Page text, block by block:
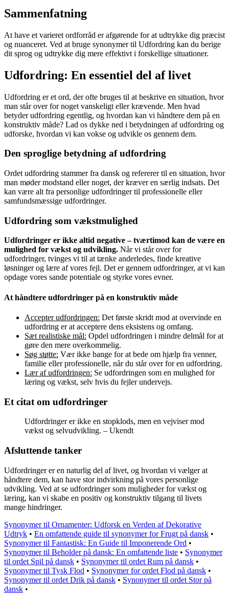
Sammenfatning
At have et varieret ordforråd er afgørende for at udtrykke dig præcist
og nuanceret. Ved at bruge synonymer til Udfordring kan du berige
dit sprog og udtrykke dig mere effektivt i forskellige situationer.
Udfordring: En essentiel del af livet
Udfordring er et ord, der ofte bruges til at beskrive en situation, hvor
man står over for noget vanskeligt eller krævende. Men hvad
betyder udfordring egentlig, og hvordan kan vi håndtere dem på en
konstruktiv måde? Lad os dykke ned i betydningen af udfordring og
udforske, hvordan vi kan vokse og udvikle os gennem dem.
Den sproglige betydning af udfordring
Ordet udfordring stammer fra dansk og refererer til en situation, hvor
man møder modstand eller noget, der kræver en særlig indsats. Det
kan være alt fra personlige udfordringer til professionelle eller
samfundsmæssige udfordringer.
Udfordring som vækstmulighed
Udfordringer er ikke altid negative – tværtimod kan de være en
mulighed for vækst og udvikling. Når vi står over for
udfordringer, tvinges vi til at tænke anderledes, finde kreative
løsninger og lære af vores fejl. Det er gennem udfordringer, at vi kan
opdage vores sande potentiale og styrke vores evner.
At håndtere udfordringer på en konstruktiv måde
Accepter udfordringen: Det første skridt mod at overvinde en
udfordring er at acceptere dens eksistens og omfang.
Sæt realistiske mål: Opdel udfordringen i mindre delmål for at
gøre den mere overkommelig.
Søg støtte: Vær ikke bange for at bede om hjælp fra venner,
familie eller professionelle, når du står over for en udfordring.
Lær af udfordringen: Se udfordringen som en mulighed for
læring og vækst, selv hvis du fejler undervejs.
Et citat om udfordringer
Udfordringer er ikke en stopklods, men en vejviser mod
vækst og selvudvikling. – Ukendt
Afsluttende tanker
Udfordringer er en naturlig del af livet, og hvordan vi vælger at
håndtere dem, kan have stor indvirkning på vores personlige
udvikling. Ved at se udfordringer som muligheder for vækst og
læring, kan vi skabe en positiv og konstruktiv tilgang til livets
mange hindringer.
Synonymer til Ornamenter: Udforsk en Verden af Dekorative
Udtryk • En omfattende guide til synonymer for Frugt på dansk •
Synonymer til Fantastisk: En Guide til Imponerende Ord •
Synonymer til Beholder på dansk: En omfattende liste • Synonymer
til ordet Spil på dansk • Synonymer til ordet Rum på dansk •
Synonymer til Tysk Flod • Synonymer for ordet Flod på dansk •
Synonymer til ordet Drik på dansk • Synonymer til ordet Stor på
dansk •